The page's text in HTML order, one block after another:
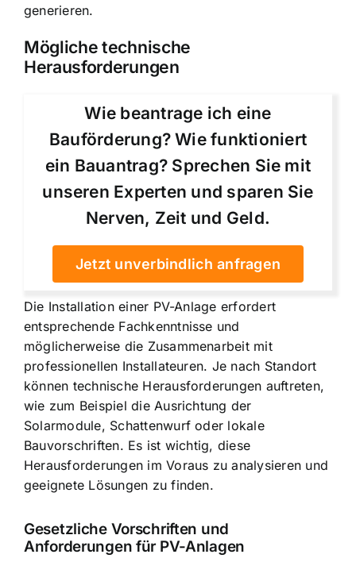
generieren.
Mögliche technische
Herausforderungen
Wie beantrage ich eine
Bauförderung? Wie funktioniert
ein Bauantrag? Sprechen Sie mit
unseren Experten und sparen Sie
Nerven, Zeit und Geld.
Jetzt unverbindlich anfragen
Die Installation einer PV-Anlage erfordert
entsprechende Fachkenntnisse und
möglicherweise die Zusammenarbeit mit
professionellen Installateuren. Je nach Standort
können technische Herausforderungen auftreten,
wie zum Beispiel die Ausrichtung der
Solarmodule, Schattenwurf oder lokale
Bauvorschriften. Es ist wichtig, diese
Herausforderungen im Voraus zu analysieren und
geeignete Lösungen zu finden.
Gesetzliche Vorschriften und
Anforderungen für PV-Anlagen